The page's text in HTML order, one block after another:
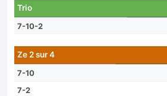
Trio
7-10-2
Ze 2 sur 4
7-10
7-2